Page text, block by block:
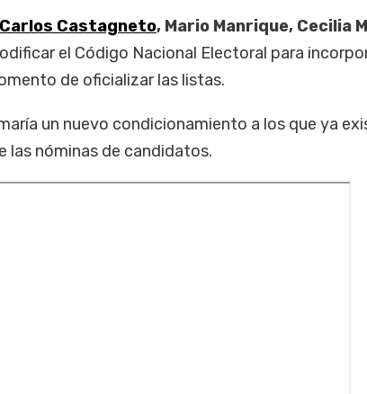
Carlos Castagneto, Mario Manrique, Cecilia
el Código Nacional Electoral para
de oficializar las listas.
un nuevo condicionamiento a los que ya
las nóminas de candidatos.